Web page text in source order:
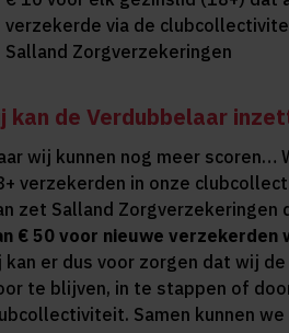
verzekerde via de
Salland Zorgverzekeringen
kan de Verdubbelaar
wij kunnen nog meer scoren…
verzekerden in onze
zet Salland Zorgverzekeringen
€ 50 voor nieuwe verzekerden
kan er dus voor zorgen dat wij
te blijven, in te stappen of
Samen kunnen